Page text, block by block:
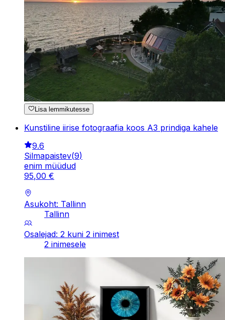
Lisa lemmikutesse
Kunstiline iirise fotograafia koos A3 prindiga kahele
9.6
Silmapaistev(9)
enim müüdud
95,00 €
Asukoht: Tallinn
Tallinn
Osalejad: 2 kuni 2 inimest
2 inimesele